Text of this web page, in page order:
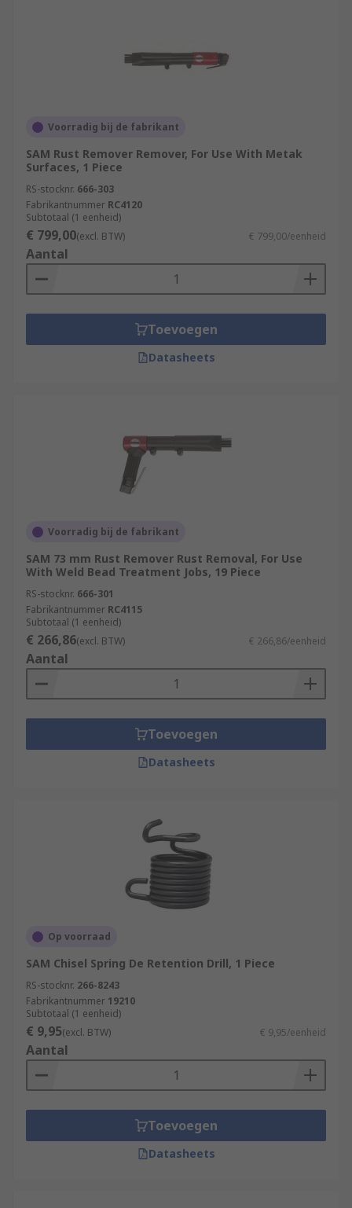
Voorradig bij de fabrikant
SAM Rust Remover Remover, For Use With Metak
Surfaces, 1 Piece
RS-stocknr. 666-303
Fabrikantnummer RC4120
Subtotaal (1 eenheid)
€ 799,00(excl. BTW) € 799,00/eenheid
Aantal
Toevoegen
Datasheets
Voorradig bij de fabrikant
SAM 73 mm Rust Remover Rust Removal, For Use
With Weld Bead Treatment Jobs, 19 Piece
RS-stocknr. 666-301
Fabrikantnummer RC4115
Subtotaal (1 eenheid)
€ 266,86(excl. BTW) € 266,86/eenheid
Aantal
Toevoegen
Datasheets
Op voorraad
SAM Chisel Spring De Retention Drill, 1 Piece
RS-stocknr. 266-8243
Fabrikantnummer 19210
Subtotaal (1 eenheid)
€ 9,95(excl. BTW) € 9,95/eenheid
Aantal
Toevoegen
Datasheets